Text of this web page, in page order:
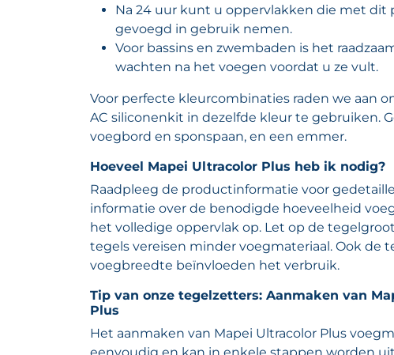
Na 24 uur kunt u oppervlakken die met dit
gevoegd in gebruik nemen.
Voor bassins en zwembaden is het
wachten na het voegen voordat u ze vult.
Voor perfecte kleurcombinaties raden we aan
AC siliconenkit in dezelfde kleur te gebruiken.
voegbord en sponspaan, en een emmer.
Hoeveel Mapei Ultracolor Plus heb ik nodig?
Raadpleeg de productinformatie voor
informatie over de benodigde hoeveelheid
het volledige oppervlak op. Let op de
tegels vereisen minder voegmateriaal. Ook de
voegbreedte beïnvloeden het verbruik.
Tip van onze tegelzetters: Aanmaken van
Plus
Het aanmaken van Mapei Ultracolor Plus
eenvoudig en kan in enkele stappen worden